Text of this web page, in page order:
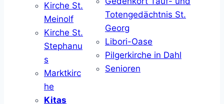
Kirche St.
Meinolf
Kirche St.
Stephanu
s
Marktkirc
he
Kitas
Totengedächtnis St.
Georg
Libori-Oase
Pilgerkirche in Dahl
Senioren